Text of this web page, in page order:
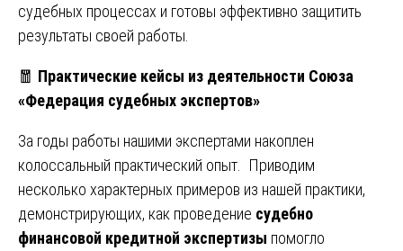
судебных процессах и готовы эффективно защитить
результаты своей работы.
🧧 Практические кейсы из деятельности Союза
«Федерация судебных экспертов»
За годы работы нашими экспертами накоплен
колоссальный практический опыт. Приводим
несколько характерных примеров из нашей практики,
демонстрирующих, как проведение судебно
финансовой кредитной экспертизы помогло